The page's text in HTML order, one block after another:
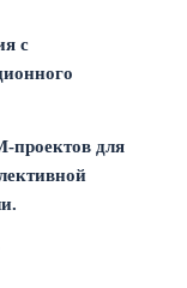
с
проектов для